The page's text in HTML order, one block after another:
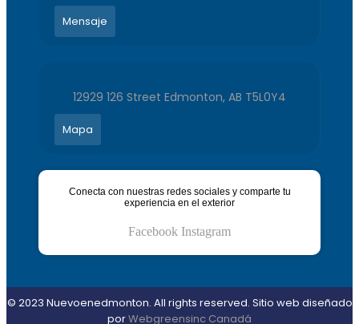
Mensaje
12929 126 Street Edmonton, AB T5L0Y4
Mapa
Conecta con nuestras redes sociales y comparte tu
experiencia en el exterior
Facebook Instagram
© 2023 Nuevoenedmonton. All rights reserved. Sitio web diseñado
porWebgreensinc Canadá